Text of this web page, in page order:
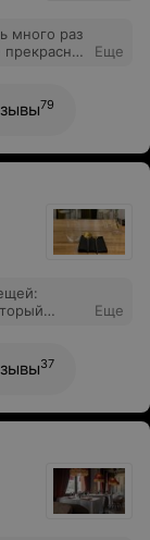
много раз
Еще
79
пробую
любить
Еще
37